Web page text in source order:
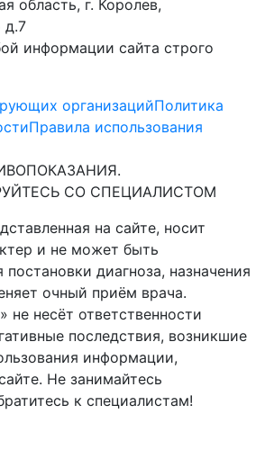
область, г. Королев,
д.7
информации сайта строго
организацийПолитика
Правила использования
СО СПЕЦИАЛИСТОМ
на сайте, носит
и не может быть
постановки диагноза, назначения
очный приём врача.
несёт ответственности
последствия, возникшие
информации,
Не занимайтесь
к специалистам!